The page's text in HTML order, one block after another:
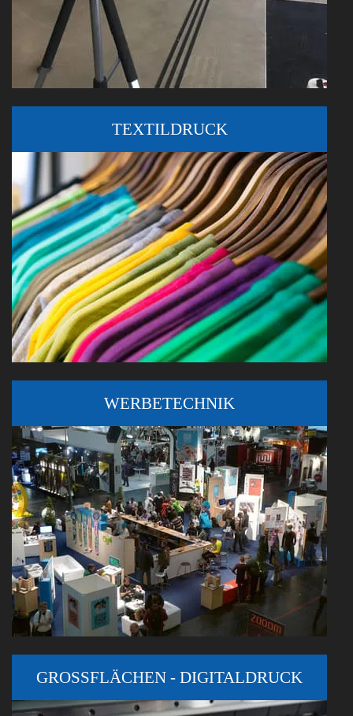
TEXTILDRUCK
WERBETECHNIK
GROSSFLÄCHEN - DIGITALDRUCK